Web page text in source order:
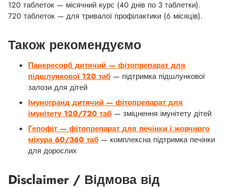
120 таблеток — місячний курс (40 днів по 3 таблетки).
720 таблеток — для тривалої профілактики (6 місяців).
Також рекомендуємо
Панкресорб дитячий — фітопрепарат для
підшлункової 120 таб — підтримка підшлункової
залози для дітей
Імуногранд дитячий — фітопрепарат для
імунітету 120/720 таб — зміцнення імунітету дітей
Гепофіт — фітопрепарат для печінки і жовчного
міхура 60/360 таб — комплексна підтримка печінки
для дорослих
Disclaimer / Відмова від